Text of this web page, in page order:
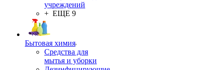
учреждений
+ ЕЩЕ 9
Бытовая химия
Средства для
мытья и уборки